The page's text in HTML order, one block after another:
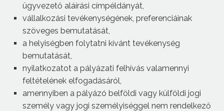
ügyvezető aláírási címpéldányát,
vállalkozási tevékenységének, preferenciáinak
szöveges bemutatását,
a helyiségben folytatni kívánt tevékenység
bemutatását,
nyilatkozatot a pályázati felhívás valamennyi
feltételének elfogadásáról,
amennyiben a pályázó belföldi vagy külföldi jogi
személy vagy jogi személyiséggel nem rendelkező